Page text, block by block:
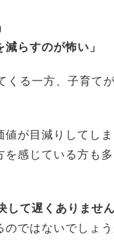
らすのが怖い」
る一方、子育て
が目減りしてし
感じている方も
て遅くありません
ではないでしょう